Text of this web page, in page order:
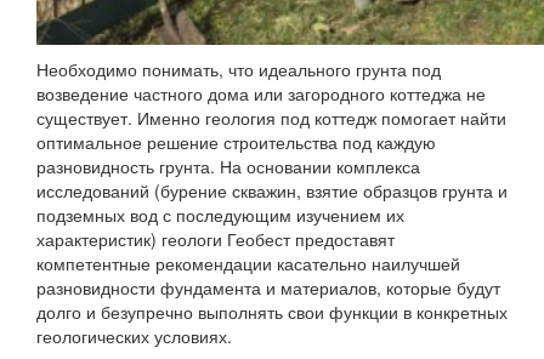
Необходимо понимать, что идеального грунта под
возведение частного дома или загородного коттеджа не
существует. Именно геология под коттедж помогает найти
оптимальное решение строительства под каждую
разновидность грунта. На основании комплекса
исследований (бурение скважин, взятие образцов грунта и
подземных вод с последующим изучением их
характеристик) геологи Геобест предоставят
компетентные рекомендации касательно наилучшей
разновидности фундамента и материалов, которые будут
долго и безупречно выполнять свои функции в конкретных
геологических условиях.